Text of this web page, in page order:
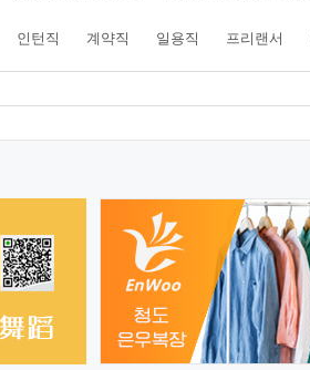
인턴직 계약직 일용직 프리랜서